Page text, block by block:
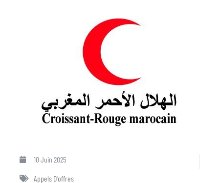
10 Juin 2025
Appels D'offres